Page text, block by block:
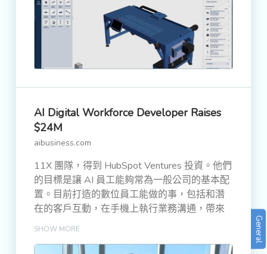
AI Digital Workforce Developer Raises
$24M
aibusiness.com
11X 團隊，得到 HubSpot Ventures 投資。他們
的目標是讓 AI 員工能夠常為一般公司的基本配
置。目前打造的數位員工能做的事，包括和潛
在的客戶互動，在手機上執行業務溝通，帶來
訂單銷售等等
SHOW MORE General